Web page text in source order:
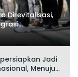
Direvitalisasi,
Jadi
Menuju